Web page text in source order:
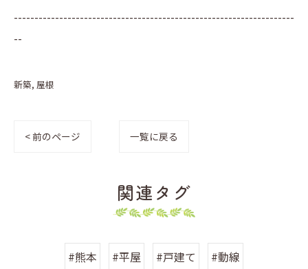
--------------------------------------------------------------------
--
新築 屋根
< 前のページ 一覧に戻る
関連タグ
#熊本 #平屋 #戸建て #動線